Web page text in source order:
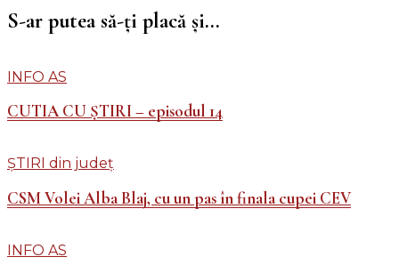
S-ar putea să-ți placă și...
INFO AS
CUTIA CU ȘTIRI – episodul 14
ȘTIRI din județ
CSM Volei Alba Blaj, cu un pas în finala cupei CEV
INFO AS